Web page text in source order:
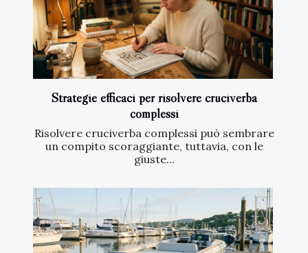
Strategie efficaci per risolvere cruciverba
complessi
Risolvere cruciverba complessi può sembrare
un compito scoraggiante, tuttavia, con le
giuste...